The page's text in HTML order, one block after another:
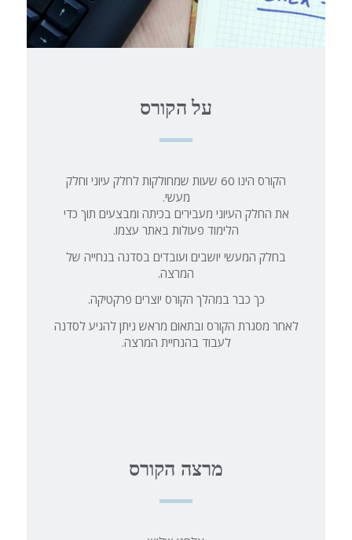
על הקורס
הקורס הינו 60 שעות שמחולקות לחלק עיוני וחלק
מעשי.
את החלק העיוני מעבירים בכיתה ומבצעים תוך כדי
הלימוד פעולות באתר עצמו.
בחלק המעשי יושבים ועובדים בסדנה בנחייה של
המרצה.
כך כבר במהלך הקורס יוצרים פרקטיקה.
לאחר מסגרת הקורס ובתאום מראש ניתן להגיע לסדנה
לעבוד בהנחיית המרצה.
מרצה הקורס